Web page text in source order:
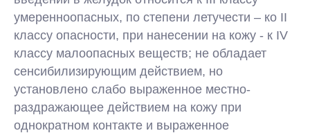
умеренноопасных, по степени летучести – ко II
классу опасности, при нанесении на кожу - к IV
классу малоопасных веществ; не обладает
сенсибилизирующим действием, но
установлено слабо выраженное местно-
раздражающее действием на кожу при
однократном контакте и выраженное